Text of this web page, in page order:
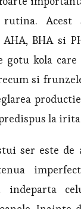
Acest
BHA si
gotu kola care
si
la
ser este de